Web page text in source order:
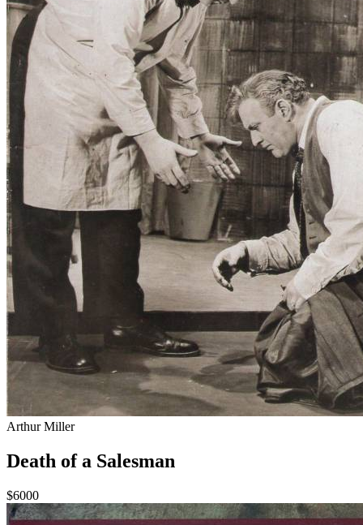
Arthur Miller
Death of a Salesman
$6000